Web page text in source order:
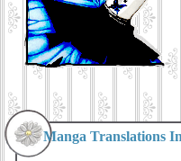
Manga Translations